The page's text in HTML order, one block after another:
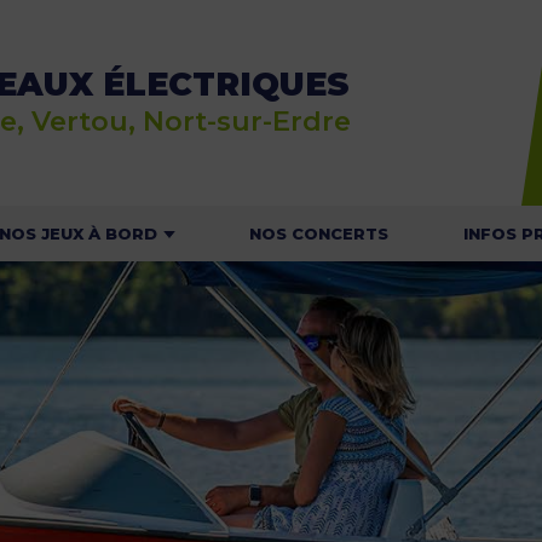
ÉLECTRIQUES
Vertou, Nort-sur-Erdre
NOS JEUX À BORD
JEU RALLYE NAUTIC
JEU DU MOUSSAILLON
NOS CONCERTS INFOS
NOS